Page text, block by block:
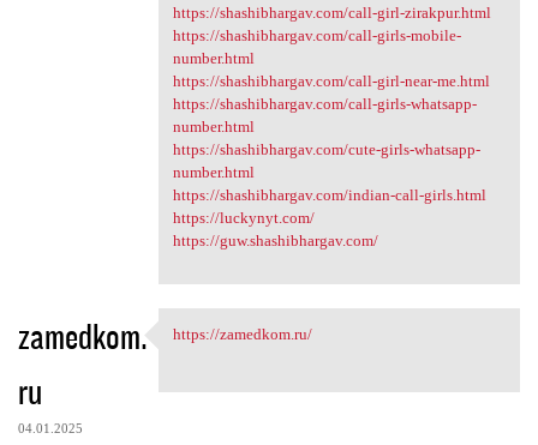
https://shashibhargav.com/call-girl-zirakpur.html
https://shashibhargav.com/call-girls-mobile-
number.html
https://shashibhargav.com/call-girl-near-me.html
https://shashibhargav.com/call-girls-whatsapp-
number.html
https://shashibhargav.com/cute-girls-whatsapp-
number.html
https://shashibhargav.com/indian-call-girls.html
https://luckynyt.com/
https://guw.shashibhargav.com/
zamedkom.
ru
04.01.2025
https://zamedkom.ru/
https://zamedkom.ru/